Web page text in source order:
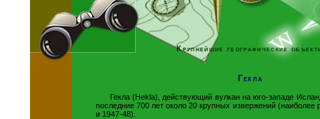
Крупнейшие географические
Гекла
Гекла (Hekla), действующий вулкан на юго-западе
последние 700 лет около 20 крупных извержений (наиболее
и 1947-48).